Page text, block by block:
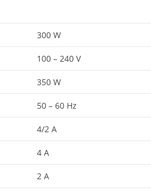
300 W
100 – 240 V
350 W
50 – 60 Hz
4/2 A
4 A
2 A